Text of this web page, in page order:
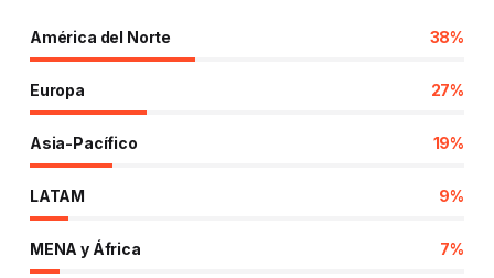
América del Norte 38%
Europa 27%
Asia-Pacífico 19%
LATAM 9%
MENA y África 7%